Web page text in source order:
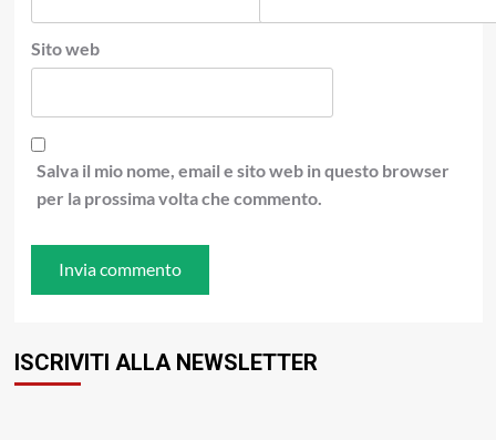
Sito web
Salva il mio nome, email e sito web in questo browser
per la prossima volta che commento.
ISCRIVITI ALLA NEWSLETTER